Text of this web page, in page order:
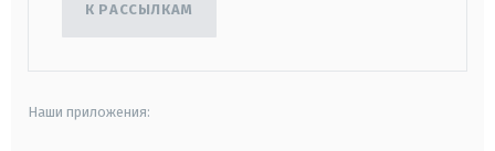
К РАССЫЛКАМ
Наши приложения: